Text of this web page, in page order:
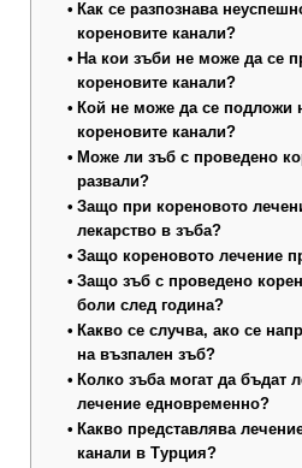
Как се разпознава
кореновите канали?
На кои зъби не може да се
кореновите канали?
Кой не може да се подложи
кореновите канали?
Може ли зъб с проведено
развали?
Защо при кореновото
лекарство в зъба?
Защо кореновото лечение
Защо зъб с проведено
боли след година?
Какво се случва, ако се
на възпален зъб?
Колко зъба могат да бъдат
лечение едновременно?
Какво представлява
канали в Турция?